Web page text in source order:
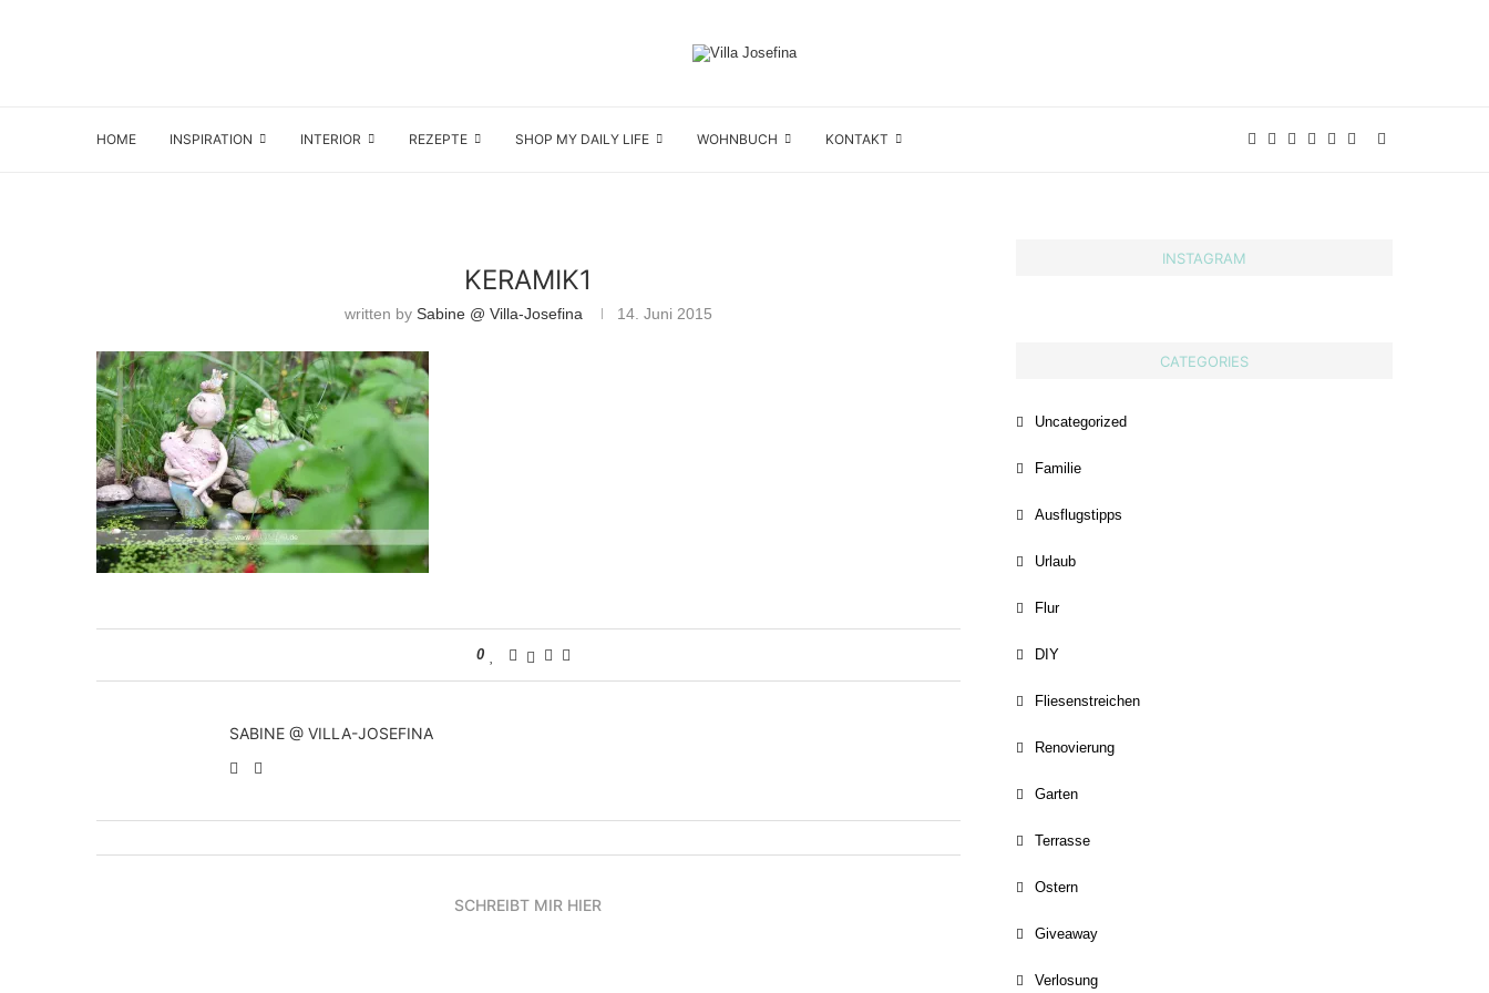
HOME INSPIRATION INTERIOR REZEPTE SHOP MY DAILY LIFE WOHNBUCH KONTAKT
KERAMIK1
written by Sabine @ Villa-Josefina 14. Juni 2015
0
SABINE @ VILLA-JOSEFINA
SCHREIBT MIR HIER
INSTAGRAM
CATEGORIES
Uncategorized
Familie
Ausflugstipps
Urlaub
Flur
DIY
Fliesenstreichen
Renovierung
Garten
Terrasse
Ostern
Giveaway
Verlosung